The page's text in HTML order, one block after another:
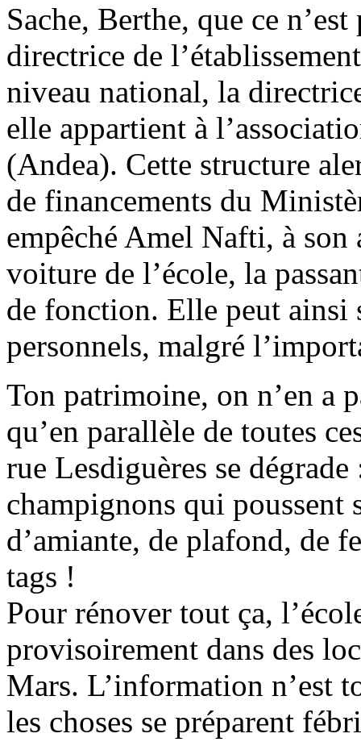
Sache, Berthe, que ce
directrice de
niveau national, la
elle appartient à
(Andea). Cette structure
de financements du
empêché Amel Nafti, à son
voiture de l’école, la
de fonction. Elle peut ainsi
personnels, malgré
Ton patrimoine, on n’en a
qu’en parallèle de toutes
rue Lesdiguères se
champignons qui poussent
d’amiante, de plafond, de
tags !
Pour rénover tout ça,
provisoirement dans des
Mars. L’information n’est
les choses se préparent